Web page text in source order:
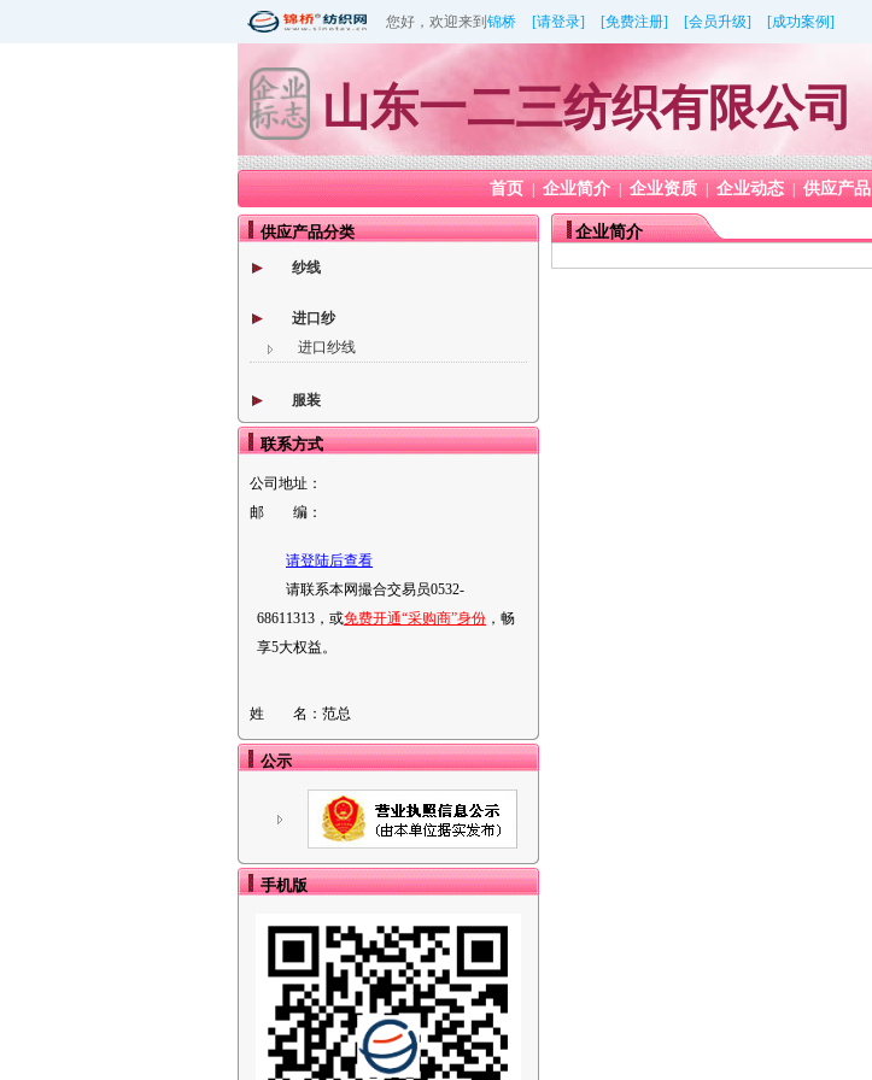
您好，欢迎来到 锦桥 [请登录] [免费注册] [会员升级] [成功案例]
山东一二三纺织有限公司
首页 企业简介 | 企业资质 企业动态 供应产品
供应产品分类
纱线
进口纱
进口纱线
服装
联系方式
公司地址：
邮 编：
请登陆后查看
请联系本网撮合交易员0532-
68611313，或免费开通“采购商”身份 ，畅
享5大权益。
姓 名： 范总
公示
手机版
企业简介